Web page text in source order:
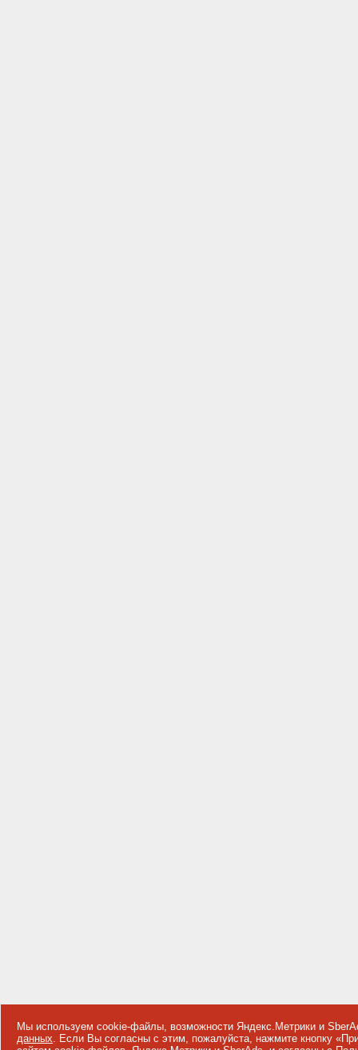
Мы используем cookie-файлы, возможности Яндекс.Метрики и
данных. Если Вы согласны с этим, пожалуйста, нажмите кнопку